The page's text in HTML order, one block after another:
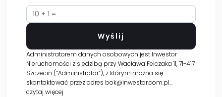
Administratorem danych osobowych jest Inwestor
Nieruchomości z siedzibą przy Wacława Felczaka 11, 71-417
Szczecin (“Administrator”), z którym można się
skontaktować przez adres bok@inwestor.com.pl…
czytaj więcej